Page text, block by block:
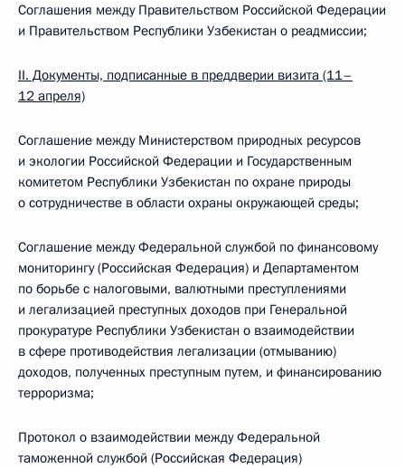
Соглашения между Правительством Российской Федерации
и Правительством Республики Узбекистан о реадмиссии;
II. Документы, подписанные в преддверии визита (11–
12 апреля)
Соглашение между Министерством природных ресурсов
и экологии Российской Федерации и Государственным
комитетом Республики Узбекистан по охране природы
о сотрудничестве в области охраны окружающей среды;
Соглашение между Федеральной службой по финансовому
мониторингу (Российская Федерация) и Департаментом
по борьбе с налоговыми, валютными преступлениями
и легализацией преступных доходов при Генеральной
прокуратуре Республики Узбекистан о взаимодействии
в сфере противодействия легализации (отмыванию)
доходов, полученных преступным путем, и финансированию
терроризма;
Протокол о взаимодействии между Федеральной
таможенной службой (Российская Федерация)